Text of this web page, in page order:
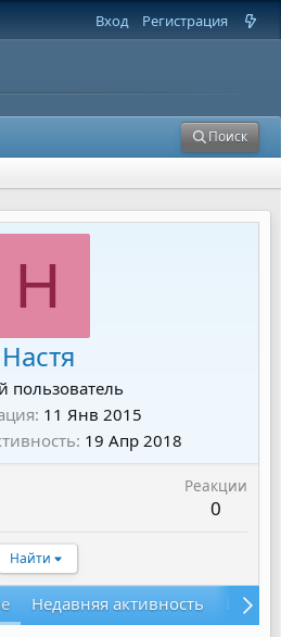
Вход Регистрация
Поиск
Н
Настя
пользователь
11 Янв 2015
19 Апр 2018
Реакции
0
Найти
Недавняя активность